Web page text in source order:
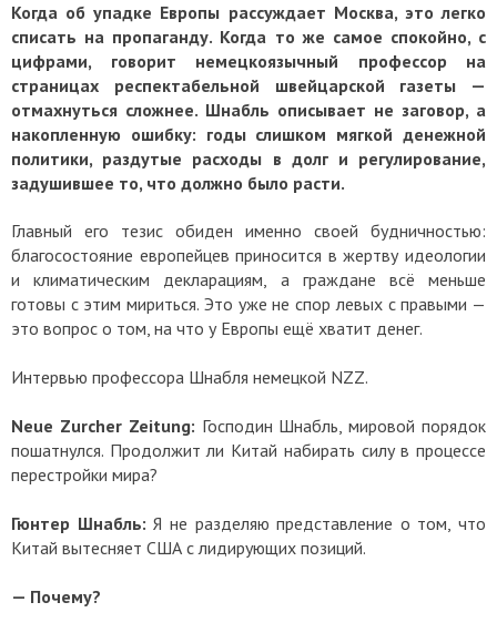
Когда об упадке Европы рассуждает Москва, это легко
списать на пропаганду. Когда то же самое спокойно, с
цифрами, говорит немецкоязычный профессор на
страницах респектабельной швейцарской газеты —
отмахнуться сложнее. Шнабль описывает не заговор, а
накопленную ошибку: годы слишком мягкой денежной
политики, раздутые расходы в долг и регулирование,
задушившее то, что должно было расти.
Главный его тезис обиден именно своей будничностью:
благосостояние европейцев приносится в жертву идеологии
и климатическим декларациям, а граждане всё меньше
готовы с этим мириться. Это уже не спор левых с правыми —
это вопрос о том, на что у Европы ещё хватит денег.
Интервью профессора Шнабля немецкой NZZ.
Neue Zurcher Zeitung: Господин Шнабль, мировой порядок
пошатнулся. Продолжит ли Китай набирать силу в процессе
перестройки мира?
Гюнтер Шнабль: Я не разделяю представление о том, что
Китай вытесняет США с лидирующих позиций.
— Почему?